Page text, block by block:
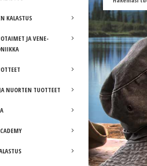
KALASTUS
JA VENE-
NUORTEN TUOTTEET